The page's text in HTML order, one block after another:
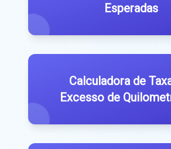
Esperadas
Calculadora de
Excesso de